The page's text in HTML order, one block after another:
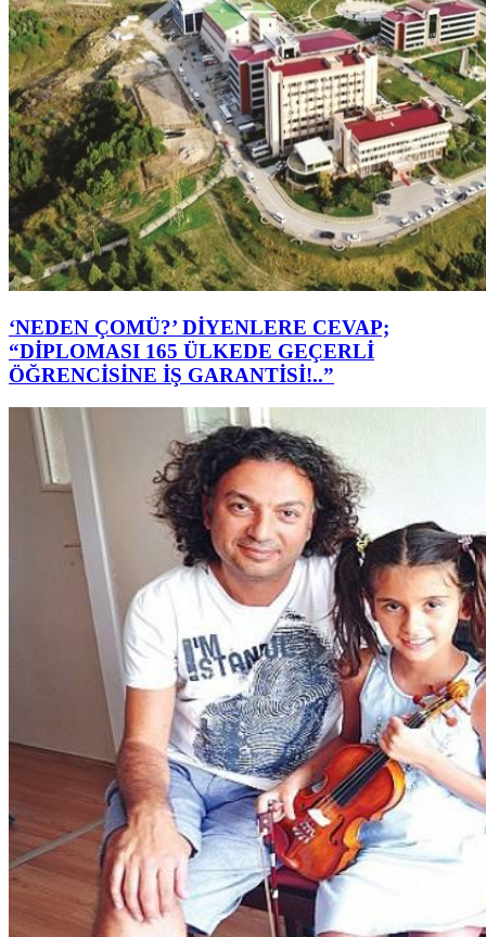
‘NEDEN ÇOMÜ?’ DİYENLERE CEVAP;
“DİPLOMASI 165 ÜLKEDE GEÇERLİ
ÖĞRENCİSİNE İŞ GARANTİSİ!..”